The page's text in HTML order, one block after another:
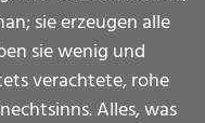
sie erzeugen alle
sie wenig und
verachtete, rohe
Alles, was